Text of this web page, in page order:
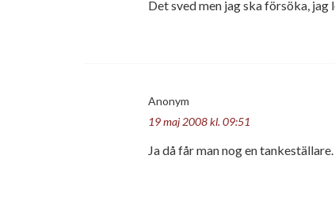
Det sved men jag ska försöka, jag
Anonym
19 maj 2008 kl. 09:51
Ja då får man nog en